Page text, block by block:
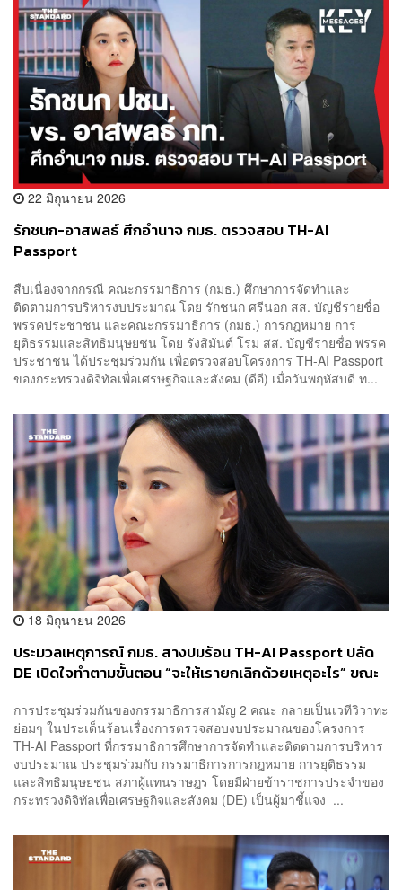
22 มิถุนายน 2026
รักชนก-อาสพลธ์ ศึกอำนาจ กมธ. ตรวจสอบ TH-AI
Passport
สืบเนื่องจากกรณี คณะกรรมาธิการ (กมธ.) ศึกษาการจัดทำและ
ติดตามการบริหารงบประมาณ โดย รักชนก ศรีนอก สส. บัญชีรายชื่อ
พรรคประชาชน และคณะกรรมาธิการ (กมธ.) การกฎหมาย การ
ยุติธรรมและสิทธิมนุษยชน โดย รังสิมันต์ โรม สส. บัญชีรายชื่อ พรรค
ประชาชน ได้ประชุมร่วมกัน เพื่อตรวจสอบโครงการ TH-AI Passport
ของกระทรวงดิจิทัลเพื่อเศรษฐกิจและสังคม (ดีอี) เมื่อวันพฤหัสบดี ท...
18 มิถุนายน 2026
ประมวลเหตุการณ์ กมธ. สางปมร้อน TH-AI Passport ปลัด
DE เปิดใจทำตามขั้นตอน “จะให้เรายกเลิกด้วยเหตุอะไร” ขณะ
การประชุมร่วมกันของกรรมาธิการสามัญ 2 คณะ กลายเป็นเวทีวิวาทะ
ย่อมๆ ในประเด็นร้อนเรื่องการตรวจสอบงบประมาณของโครงการ
TH-AI Passport ที่กรรมาธิการศึกษาการจัดทำและติดตามการบริหาร
งบประมาณ ประชุมร่วมกับ กรรมาธิการการกฎหมาย การยุติธรรม
และสิทธิมนุษยชน สภาผู้แทนราษฎร โดยมีฝ่ายข้าราชการประจำของ
กระทรวงดิจิทัลเพื่อเศรษฐกิจและสังคม (DE) เป็นผู้มาชี้แจง ...